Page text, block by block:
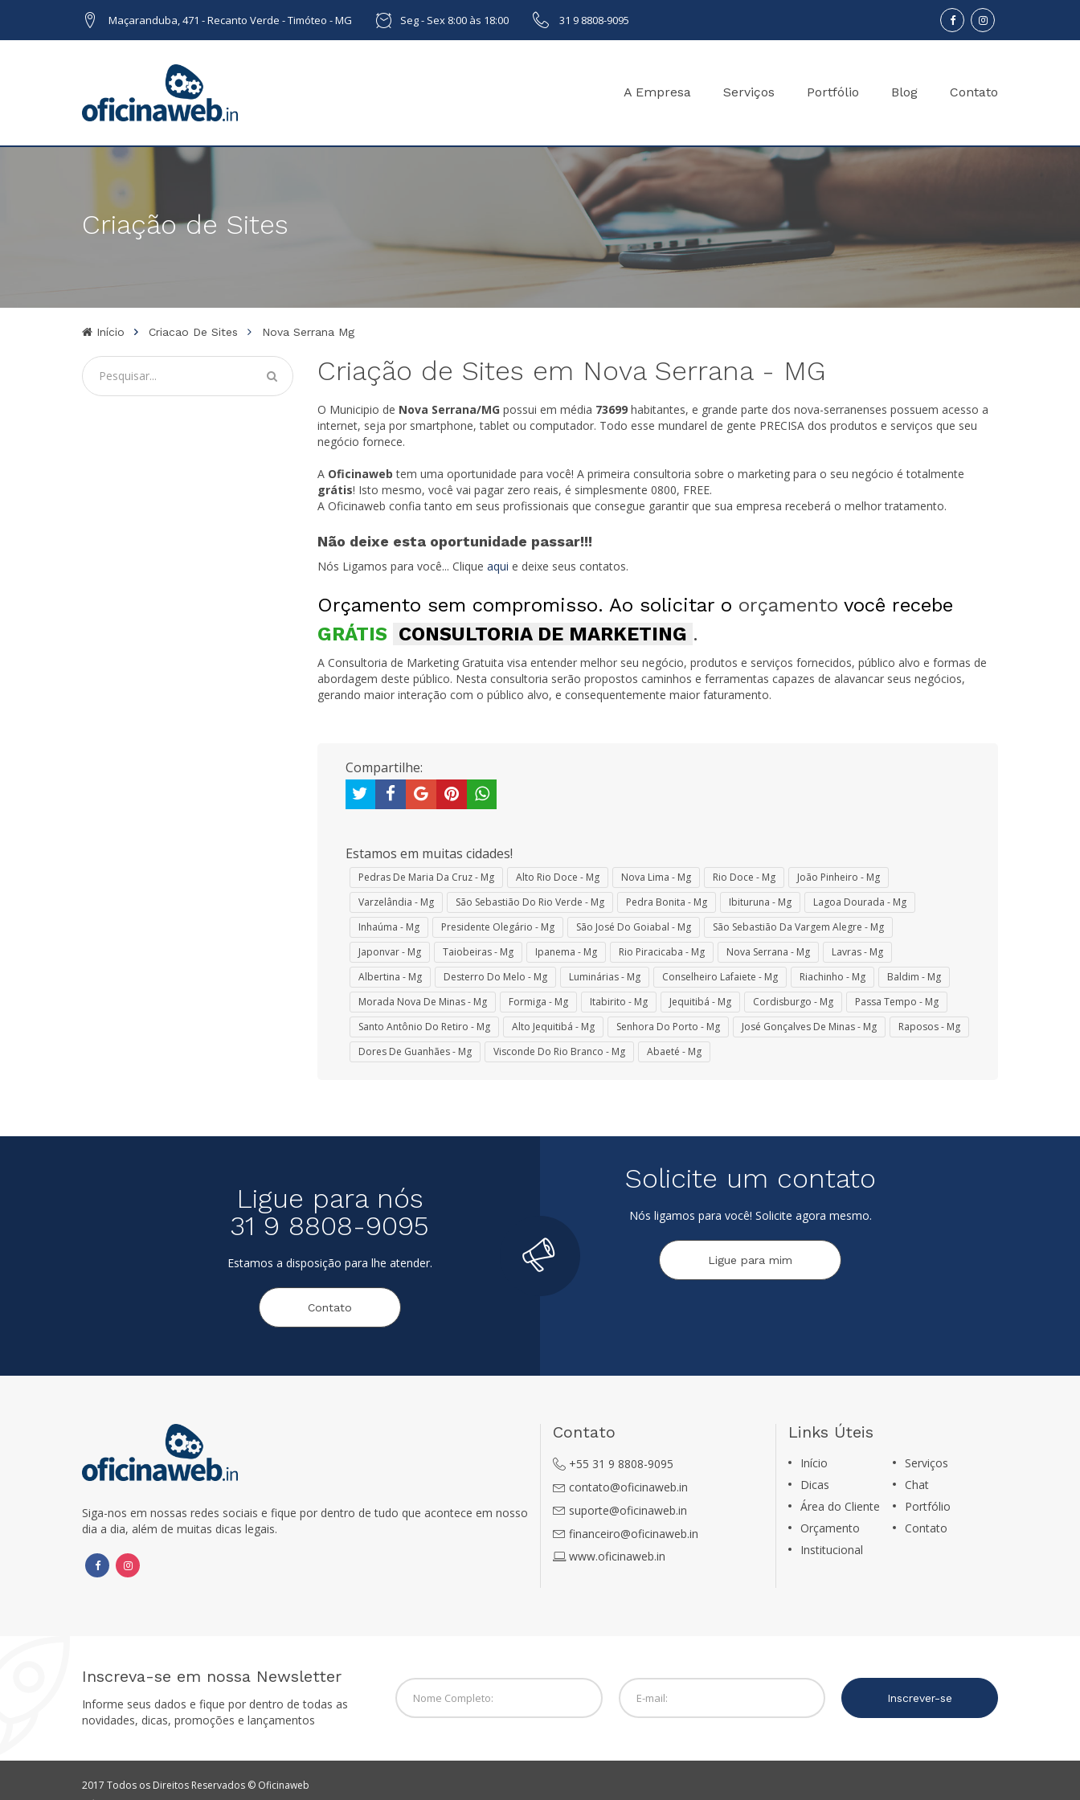
Maçaranduba, 471 - Recanto Verde - Timóteo - MG Seg - Sex 8:00 às 18:00 31 9 8808-9095
A Empresa Serviços Portfólio Blog Contato
Criação de Sites
Início Criacao De Sites Nova Serrana Mg
Criação de Sites em Nova Serrana - MG
O Municipio de Nova Serrana/MG possui em média 73699habitantes, e grande parte dos nova-serranenses possuem acesso a
internet, seja por smartphone, tablet ou computador. Todo esse mundarel de gente PRECISA dos produtos e serviços que seu
negócio fornece.
A Oficinaweb tem uma oportunidade para você! A primeira consultoria sobre o marketing para o seu negócio é totalmente
grátis! Isto mesmo, você vai pagar zero reais, é simplesmente 0800, FREE.
A Oficinaweb confia tanto em seus profissionais que consegue garantir que sua empresa receberá o melhor tratamento.
Não deixe esta oportunidade passar!!!
Nós Ligamos para você... Clique aqui e deixe seus contatos.
Orçamento sem compromisso. Ao solicitar o orçamento você recebe
GRÁTIS CONSULTORIA DE MARKETING .
A Consultoria de Marketing Gratuita visa entender melhor seu negócio, produtos e serviços fornecidos, público alvo e formas de
abordagem deste público. Nesta consultoria serão propostos caminhos e ferramentas capazes de alavancar seus negócios,
gerando maior interação com o público alvo, e consequentemente maior faturamento.
Compartilhe:
Estamos em muitas cidades!
Pedras De Maria Da Cruz - Mg Alto Rio Doce - Mg Nova Lima - Mg Rio Doce - Mg
João Pinheiro - Mg
Varzelândia - Mg
São Sebastião Do Rio Verde - Mg Pedra Bonita - Mg Ibituruna - Mg
Lagoa Dourada - Mg
Inhaúma - Mg
Presidente Olegário - Mg São José Do Goiabal - Mg
São Sebastião Da Vargem Alegre - Mg
Japonvar - Mg
Taiobeiras - Mg Ipanema - Mg Rio Piracicaba - Mg Nova Serrana - Mg
Lavras - Mg
Albertina - Mg
Desterro Do Melo - Mg Luminárias - Mg Conselheiro Lafaiete - Mg Riachinho - Mg
Baldim - Mg
Morada Nova De Minas - Mg
Formiga - Mg Itabirito - Mg Jequitibá - Mg Cordisburgo - Mg
Passa Tempo - Mg
Santo Antônio Do Retiro - Mg
Alto Jequitibá - Mg Senhora Do Porto - Mg José Gonçalves De Minas - Mg
Raposos - Mg
Dores De Guanhães - Mg
Visconde Do Rio Branco - Mg Abaeté - Mg
Ligue para nós
31 9 8808-9095
Estamos a disposição para lhe atender.
Contato
Solicite um contato
Nós ligamos para você! Solicite agora mesmo.
Ligue para mim
Siga-nos em nossas redes sociais e fique por dentro de tudo que acontece em nosso
dia a dia, além de muitas dicas legais.
Contato
+55 31 9 8808-9095
contato@oficinaweb.in
suporte@oficinaweb.in
financeiro@oficinaweb.in
www.oficinaweb.in
Links Úteis
Início
Serviços
Dicas
Chat
Área do Cliente
Portfólio
Orçamento
Contato
Institucional
Inscreva-se em nossa Newsletter
Informe seus dados e fique por dentro de todas as
novidades, dicas, promoções e lançamentos
Inscrever-se
2017 Todos os Direitos Reservados © Oficinaweb